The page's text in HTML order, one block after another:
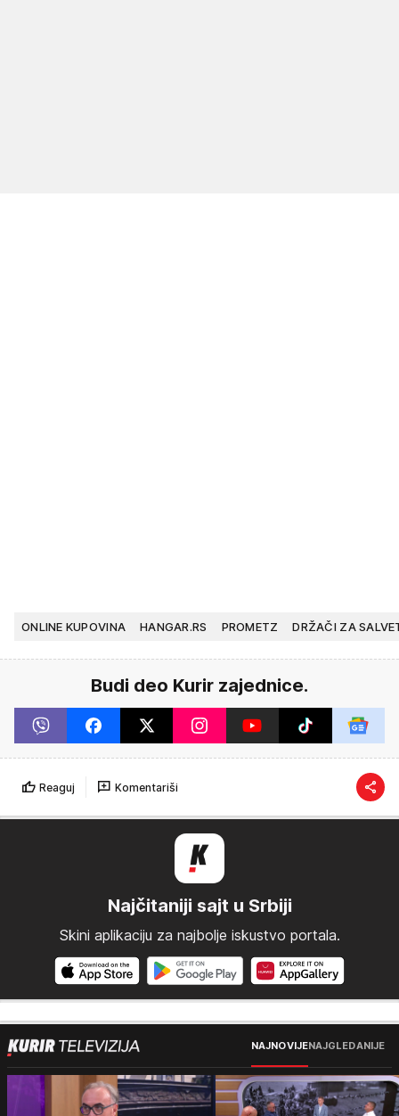
ONLINE KUPOVINA HANGAR.RS PROMETZ DRŽAČI ZA
Budi deo Kurir zajednice.
Reaguj Komentariši
Najčitaniji sajt u Srbiji
Skini aplikaciju za najbolje iskustvo portala.
NAJNOVIJENAJGLEDANIJE